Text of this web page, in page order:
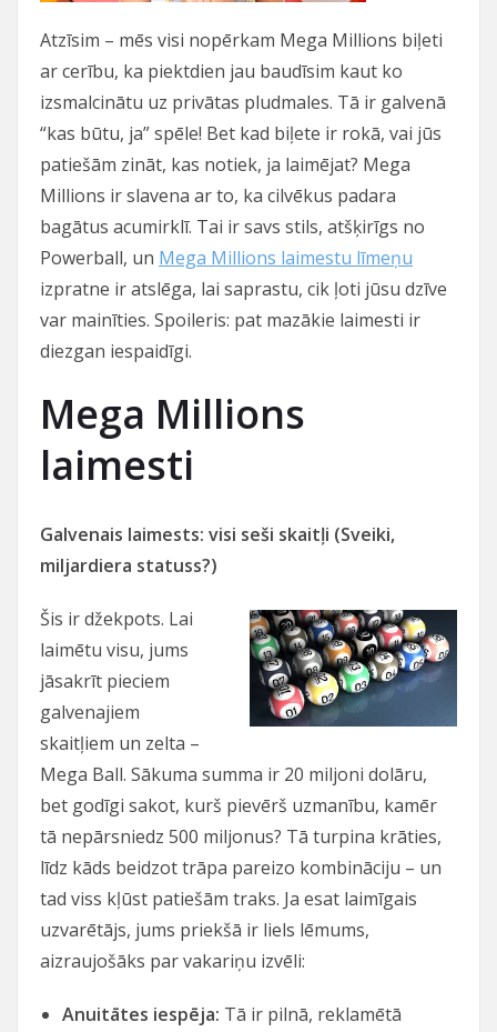
Atzīsim – mēs visi nopērkam Mega Millions biļeti
ar cerību, ka piektdien jau baudīsim kaut ko
izsmalcinātu uz privātas pludmales. Tā ir galvenā
“kas būtu, ja” spēle! Bet kad biļete ir rokā, vai jūs
patiešām zināt, kas notiek, ja laimējat? Mega
Millions ir slavena ar to, ka cilvēkus padara
bagātus acumirklī. Tai ir savs stils, atšķirīgs no
Powerball, un Mega Millions laimestu līmeņu
izpratne ir atslēga, lai saprastu, cik ļoti jūsu dzīve
var mainīties. Spoileris: pat mazākie laimesti ir
diezgan iespaidīgi.
Mega Millions
laimesti
Galvenais laimests: visi seši skaitļi (Sveiki,
miljardiera statuss?)
Šis ir džekpots. Lai
laimētu visu, jums
jāsakrīt pieciem
galvenajiem
skaitļiem un zelta –
Mega Ball. Sākuma summa ir 20 miljoni dolāru,
bet godīgi sakot, kurš pievērš uzmanību, kamēr
tā nepārsniedz 500 miljonus? Tā turpina krāties,
līdz kāds beidzot trāpa pareizo kombināciju – un
tad viss kļūst patiešām traks. Ja esat laimīgais
uzvarētājs, jums priekšā ir liels lēmums,
aizraujošāks par vakariņu izvēli:
Anuitātes iespēja: Tā ir pilnā, reklamētā